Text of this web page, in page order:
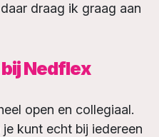
draag ik graag aan
Nedflex
open en collegiaal.
kunt echt bij iedereen